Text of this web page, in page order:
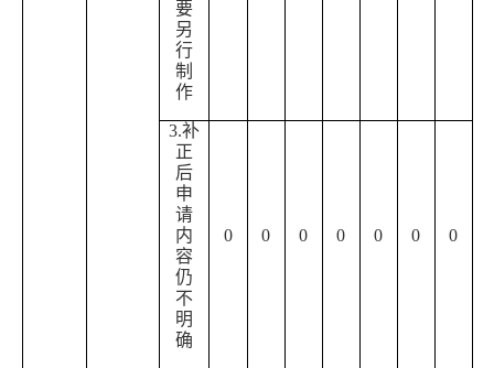
要
另
行
制
作
3.补
正
后
申
请
内
容
仍
不
明
确
0 0 0 0 0 0 0